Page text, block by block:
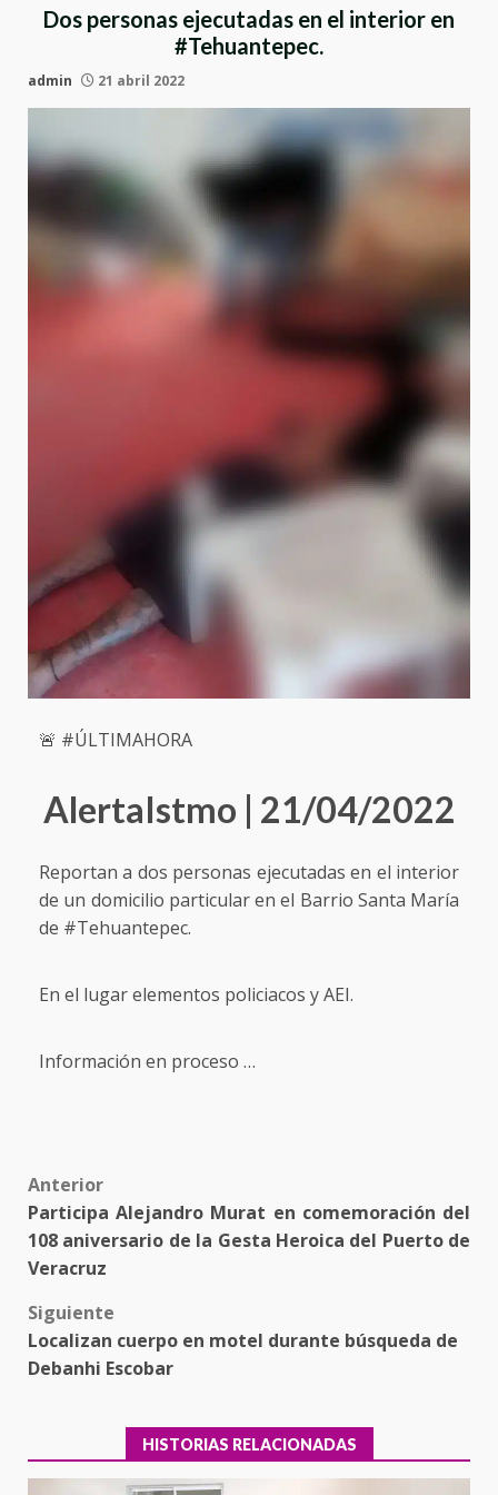
Dos personas ejecutadas en el interior en
#Tehuantepec.
admin 21 abril 2022
🚨 #ÚLTIMAHORA
AlertaIstmo | 21/04/2022
Reportan a dos personas ejecutadas en el interior
de un domicilio particular en el Barrio Santa María
de #Tehuantepec.
En el lugar elementos policiacos y AEI.
Información en proceso …
Post
navigation
Anterior
Participa Alejandro Murat en comemoración del
108 aniversario de la Gesta Heroica del Puerto de
Veracruz
Siguiente
Localizan cuerpo en motel durante búsqueda de
Debanhi Escobar
HISTORIAS RELACIONADAS